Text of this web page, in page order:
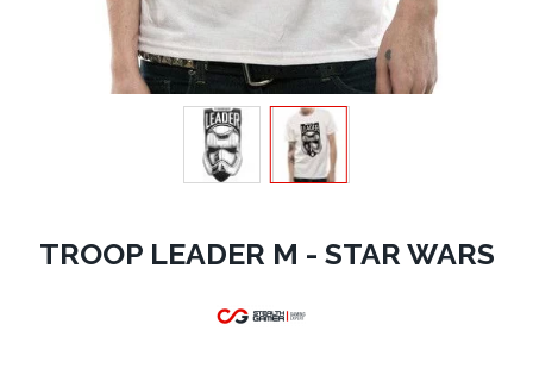
TROOP LEADER M - STAR WARS